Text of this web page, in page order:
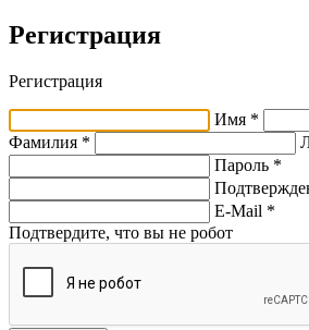
Регистрация
Регистрация
Имя *
Фамилия *
Пароль *
E-Mail *
Подтвердите, что вы не робот